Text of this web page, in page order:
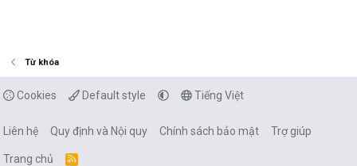
Từ khóa
Cookies Default style Tiếng Việt
Liên hệ Quy định và Nội quy Chính sách bảo mật Trợ giúp
Trang chủ
R